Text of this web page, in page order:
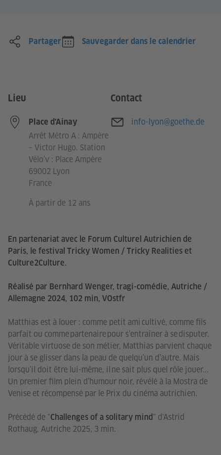
En partenariat avec le Forum Culturel Autrichien de
Paris, le festival Tricky Women / Tricky Realities et
Culture2Culture.
Réalisé par Bernhard Wenger, tragi-comédie, Autriche /
Allemagne 2024, 102 min, VOstfr
Matthias est à louer : comme petit ami cultivé, comme fils
parfait ou comme partenaire pour s’entraîner à se disputer.
Véritable virtuose de son métier, Matthias parvient chaque
jour à se glisser dans la peau de quelqu’un d’autre. Mais
lorsqu’il doit être lui-même, il ne sait plus quel rôle jouer...
Un premier film plein d’humour noir, révélé à la Mostra de
Venise et récompensé par le Prix du cinéma autrichien.
Précédé de "Challenges of a solitary mind " d'Astrid
Rothaug, Autriche 2025, 3 min.
Partager Sauvegarder dans le calendrier
Lieu
Place d'Ainay
Arrêt Métro A : Ampère
– Victor Hugo. Station
Vélo’v : Place Ampère
69002 Lyon
France
À partir de 12 ans
Contact
Adresse e-mail
info-lyon@goethe.de